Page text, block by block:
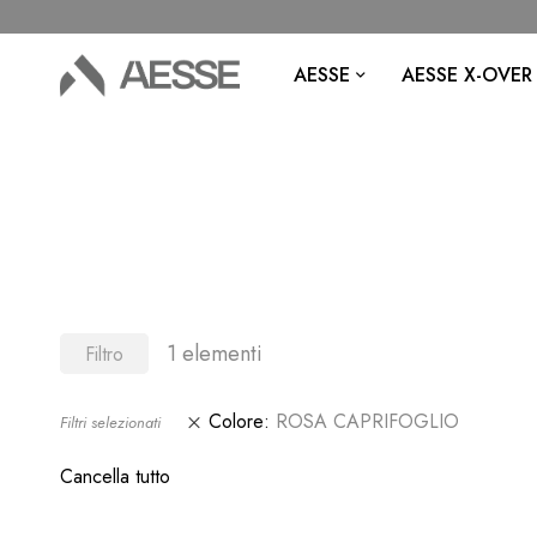
AESSE AESSE X-OVER
Filtri selezionati Colore ROSA CAPRIFOGLIO
Cancella tutto
Filtro 1 elementi